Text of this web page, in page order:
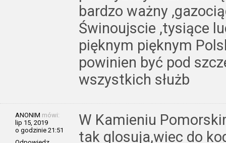
bardzo ważny
Świnoujscie ,tysiące
pięknym pięknym
powinien być pod
wszystkich służb
ANONIM mówi:
lip 15, 2019
o godzinie 21:51
W Kamieniu
tak glosuja,wiec do